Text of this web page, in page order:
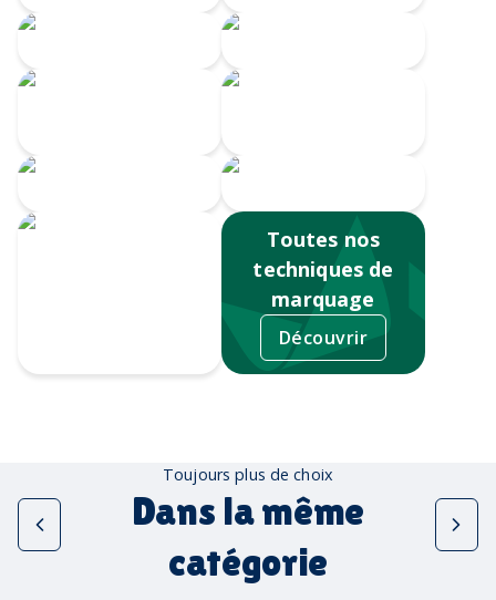
Toutes nos
techniques de
marquage
Découvrir
Toujours plus de choix
Dans la même
catégorie